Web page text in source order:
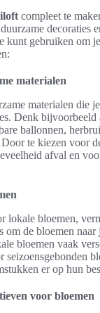
compleet te
decoraties
kunt gebruiken om
materialen
materialen die
Denk bijvoorbeeld
ballonnen,
te kiezen voor
afval en
lokale bloemen,
om de bloemen naar
bloemen vaak
seizoensgebonden
er op hun
voor bloemen